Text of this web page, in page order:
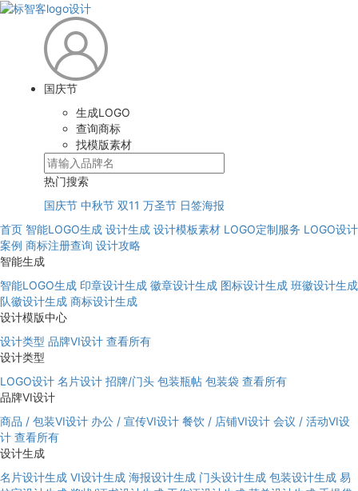
国庆节
生成LOGO
查询商标
找模版素材
热门搜索
国庆节 中秋节 双11 万圣节 日签海报
首页 智能LOGO生成 设计生成 设计模板素材 LOGO定制服务 LOGO设计
案例 商标注册查询 设计攻略
智能生成
智能LOGO生成 印章设计生成 徽章设计生成 图标设计生成 班徽设计生成
队徽设计生成 商标设计生成
设计模版中心
设计类型 品牌VI设计 查看所有
设计类型
LOGO设计 名片设计 招牌/门头 包装瓶帖 包装袋 查看所有
品牌VI设计
商品 / 包装VI设计 办公 / 宣传VI设计 餐饮 / 店铺VI设计 会议 / 活动VI设
计 查看所有
设计生成
名片设计生成 VI设计生成 海报设计生成 门头设计生成 包装设计生成 易